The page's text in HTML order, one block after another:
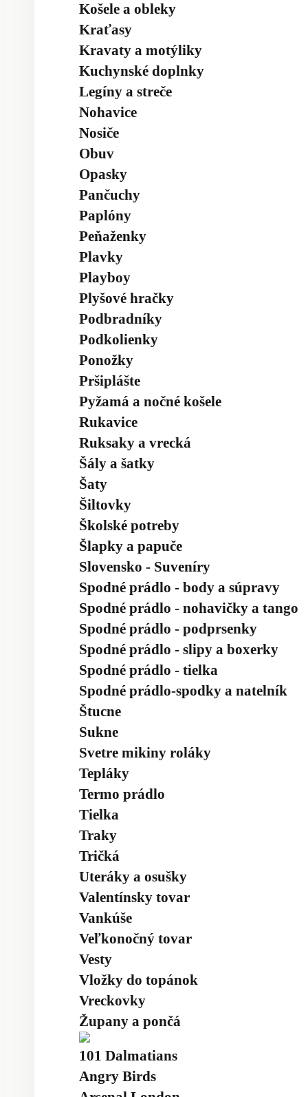
Košele a obleky
Kraťasy
Kravaty a motýliky
Kuchynské doplnky
Legíny a streče
Nohavice
Nosiče
Obuv
Opasky
Pančuchy
Paplóny
Peňaženky
Plavky
Playboy
Plyšové hračky
Podbradníky
Podkolienky
Ponožky
Pršiplášte
Pyžamá a nočné košele
Rukavice
Ruksaky a vrecká
Šály a šatky
Šaty
Šiltovky
Školské potreby
Šlapky a papuče
Slovensko - Suveníry
Spodné prádlo - body a súpravy
Spodné prádlo - nohavičky a tango
Spodné prádlo - podprsenky
Spodné prádlo - slipy a boxerky
Spodné prádlo - tielka
Spodné prádlo-spodky a natelník
Štucne
Sukne
Svetre mikiny roláky
Tepláky
Termo prádlo
Tielka
Traky
Tričká
Uteráky a osušky
Valentínsky tovar
Vankúše
Veľkonočný tovar
Vesty
Vložky do topánok
Vreckovky
Župany a pončá
101 Dalmatians
Angry Birds